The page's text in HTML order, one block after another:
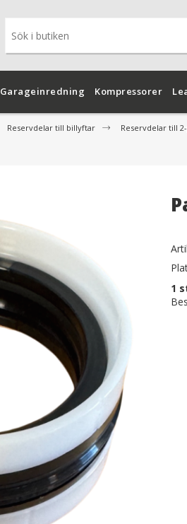
Garageinredning Kompressorer
Reservdelar till billyftar Reservdelar till
1